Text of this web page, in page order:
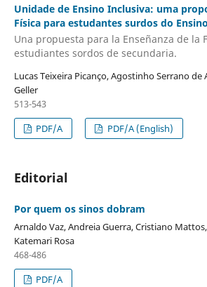
Unidade de Ensino Inclusiva: uma
Física para estudantes surdos do
Una propuesta para la Enseñanza de la
estudiantes sordos de secundaria.
Lucas Teixeira Picanço, Agostinho Serrano
Geller
513-543
PDF/A
PDF/A (English)
Editorial
Por quem os sinos dobram
Arnaldo Vaz, Andreia Guerra, Cristiano
Katemari Rosa
468-486
PDF/A